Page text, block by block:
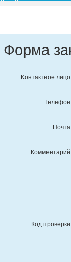
Форма
Контактное
Код